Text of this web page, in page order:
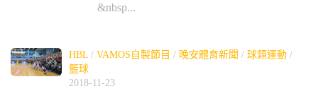
&nbsp...
HBL / VAMOS自製節目 / 晚安體育新聞 / 球類運動 /
籃球
2018-11-23